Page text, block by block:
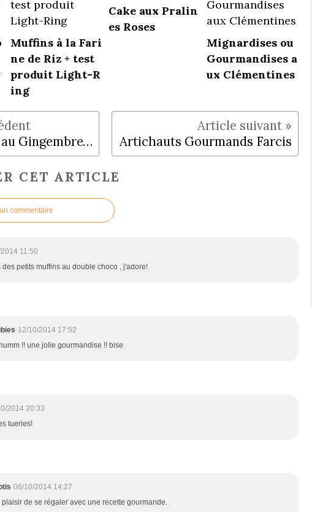
Muffins à la Fari
ne de Riz + test
produit Light-R
ing
Cake aux Pralin
es Roses
Mignardises ou
Gourmandises a
ux Clémentines
Blanc Manger au Gingembre/Vanille & Compotée d'Ananas Epicée Artichauts Gourmands Farcis
CET ARTICLE
commentaire
11:50
des petits muffins au double choco , j'adore!
12/10/2014 17:52
!! une jolie gourmandise !! bise
2014 20:33
tueries!
06/10/2014 14:27
plaisir de se régaler avec une recette gourmande.